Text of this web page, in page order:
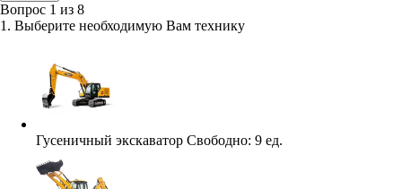
Вопрос 1 из 8
1. Выберите необходимую Вам технику
Гусеничный экскаватор Свободно: 9 ед.